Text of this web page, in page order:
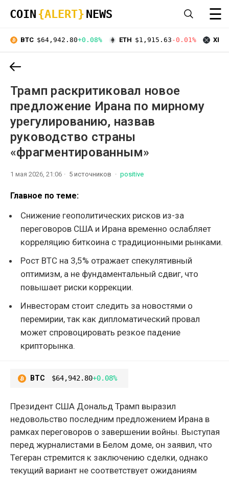
COIN {ALERT} NEWS ☰
BTC $64,942.80+0.08% ETH $1,915.63 -0.01% XRP
Трамп раскритиковал новое
предложение Ирана по мирному
урегулированию, назвав
руководство страны
«фрагментированным»
1 мая 2026, 21:06 5 источников positive
Главное по теме:
Снижение геополитических рисков из-за
переговоров США и Ирана временно ослабляет
корреляцию биткоина с традиционными рынками.
Рост BTC на 3,5% отражает спекулятивный
оптимизм, а не фундаментальный сдвиг, что
повышает риски коррекции.
Инвесторам стоит следить за новостями о
перемирии, так как дипломатический провал
может спровоцировать резкое падение
крипторынка.
BTC $64,942.80+0.08%
Президент США Дональд Трамп выразил
недовольство последним предложением Ирана в
рамках переговоров о завершении войны. Выступая
перед журналистами в Белом доме, он заявил, что
Тегеран стремится к заключению сделки, однако
текущий вариант не соответствует ожиданиям